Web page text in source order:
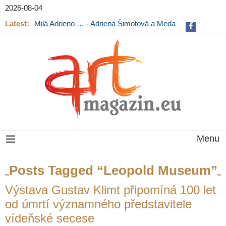
2026-08-04
Latest:
Milá Adrieno … - Adriena Šimotová a Meda
Menu
Posts Tagged “Leopold Museum”
Výstava Gustav Klimt připomíná 100 let
od úmrtí významného představitele
vídeňské secese